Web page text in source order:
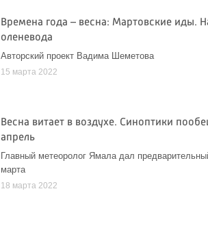
Времена года – весна: Мартовские иды.
оленевода
Авторский проект Вадима Шеметова
15 марта 2022
Весна витает в воздухе. Синоптики
апрель
Главный метеоролог Ямала дал
марта
18 марта 2022